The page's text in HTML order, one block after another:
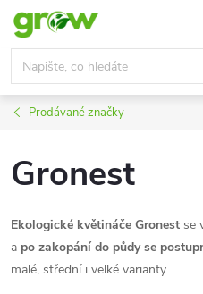
Přejít
obsah
Prodávané značky
Gronest
Ekologické květináče Gronest se
a po zakopání do půdy se
malé, střední i velké varianty.